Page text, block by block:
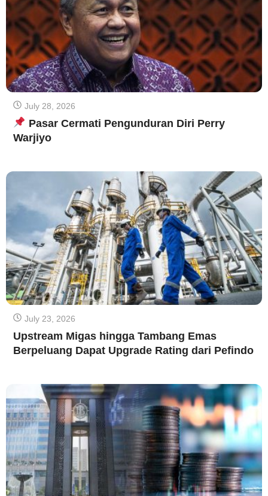
July 28, 2026
Pasar Cermati Pengunduran Diri Perry
Warjiyo
July 23, 2026
Upstream Migas hingga Tambang Emas
Berpeluang Dapat Upgrade Rating dari Pefindo